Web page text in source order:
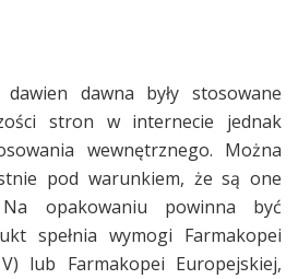
dawna były stosowane
stron w internecie jednak
wewnętrznego. Można
pod warunkiem, że są one
Na opakowaniu powinna być
spełnia wymogi Farmakopei
lub Farmakopei Europejskiej,